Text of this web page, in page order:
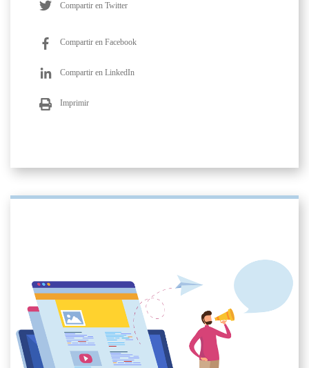
Compartir en Twitter
Compartir en Facebook
Compartir en LinkedIn
Imprimir